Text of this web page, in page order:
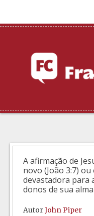
A afirmação de
novo (João 3:7)
devastadora para
donos de sua alma
AutorJohn Piper